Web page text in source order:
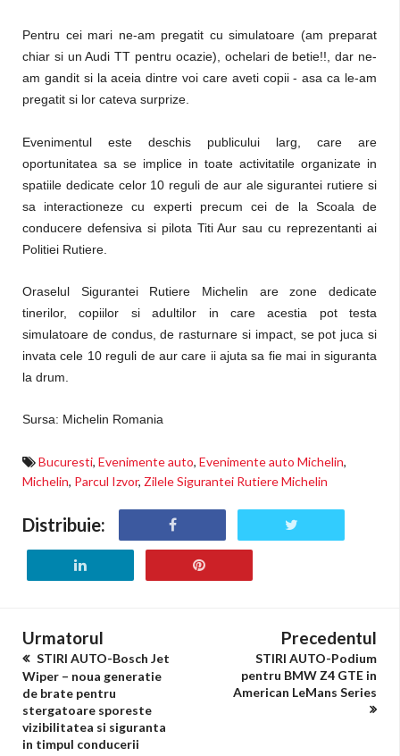
Pentru cei mari ne-am pregatit cu simulatoare (am preparat
chiar si un Audi TT pentru ocazie), ochelari de betie!!, dar ne-
am gandit si la aceia dintre voi care aveti copii - asa ca le-am
pregatit si lor cateva surprize.
Evenimentul este deschis publicului larg, care are
oportunitatea sa se implice in toate activitatile organizate in
spatiile dedicate celor 10 reguli de aur ale sigurantei rutiere si
sa interactioneze cu experti precum cei de la Scoala de
conducere defensiva si pilota Titi Aur sau cu reprezentanti ai
Politiei Rutiere.
Oraselul Sigurantei Rutiere Michelin are zone dedicate
tinerilor, copiilor si adultilor in care acestia pot testa
simulatoare de condus, de rasturnare si impact, se pot juca si
invata cele 10 reguli de aur care ii ajuta sa fie mai in siguranta
la drum.
Sursa: Michelin Romania
Bucuresti, Evenimente auto, Evenimente auto Michelin,
Michelin, Parcul Izvor, Zilele Sigurantei Rutiere Michelin
Distribuie:
Urmatorul
STIRI AUTO-Bosch Jet
Wiper – noua generatie
de brate pentru
stergatoare sporeste
vizibilitatea si siguranta
in timpul conducerii
Precedentul
STIRI AUTO-Podium
pentru BMW Z4 GTE in
American LeMans Series